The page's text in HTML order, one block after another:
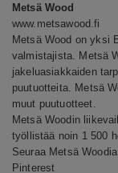
Metsä Wood
www.metsawood.fi
Metsä Wood on yksi
valmistajista. Metsä
jakeluasiakkaiden
puutuotteita. Metsä
muut puutuotteet.
Metsä Woodin
työllistää noin 1 500
Seuraa Metsä Woodia
Pinterest